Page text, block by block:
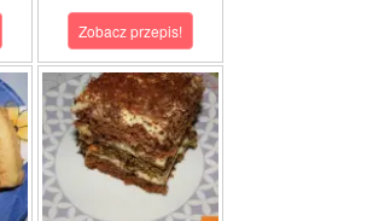
Zobacz przepis!